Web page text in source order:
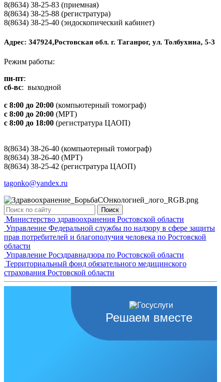
8(8634) 38-25-83 (приемная)
8(8634) 38-25-88 (регистратура)
8(8634) 38-25-40 (эндоскопический кабинет)
Адрес: 347924,Ростовская обл. г. Таганрог, ул. Толбухина, 5-3
Режим работы:
пн-пт:
сб-вс: выходной
с 8:00 до 20:00 (компьютерный томограф)
с 8:00 до 20:00 (МРТ)
с 8:00 до 18:00 (регистратура ЦАОП)
8(8634) 38-26-40 (компьютерный томограф)
8(8634) 38-26-40 (МРТ)
8(8634) 38-25-42 (регистратура ЦАОП)
tagonko@yandex.ru
Поиск
Министерство здравоохранения Ростовской области
Управление Федеральной службы по надзору в сфере защиты
прав потребителей и благополучия человека по Ростовской
области
Управление Росздравнадзора по Ростовской области
Территориальный фонд обязательного медицинского
страхования Ростовской области
Решаем вместе